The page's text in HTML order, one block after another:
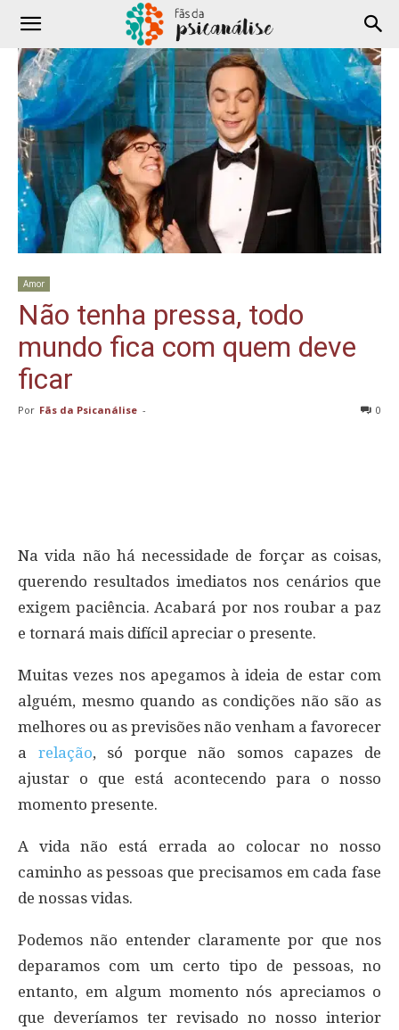
Amor
Não tenha pressa, todo
mundo fica com quem deve
ficar
Por Fãs da Psicanálise - 0
Na vida não há necessidade de forçar as coisas,
querendo resultados imediatos nos cenários que
exigem paciência. Acabará por nos roubar a paz
e tornará mais difícil apreciar o presente.
Muitas vezes nos apegamos à ideia de estar com
alguém, mesmo quando as condições não são as
melhores ou as previsões não venham a favorecer
a relação, só porque não somos capazes de
ajustar o que está acontecendo para o nosso
momento presente.
A vida não está errada ao colocar no nosso
caminho as pessoas que precisamos em cada fase
de nossas vidas.
Podemos não entender claramente por que nos
deparamos com um certo tipo de pessoas, no
entanto, em algum momento nós apreciamos o
que deveríamos ter revisado no nosso interior